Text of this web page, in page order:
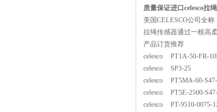
质量保证进口celesco拉
美国CELESCO公司全
拉绳传感器通过一根高
产品订货推荐
celesco PT1A-50-FR-
celesco SP3-25
celesco PT5MA-60-
celesco PT5E-2500-
celesco PT-9510-0075-